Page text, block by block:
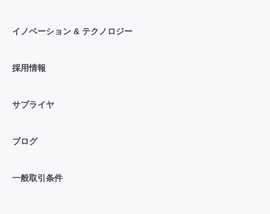
イノベーション & テクノロジー
採用情報
サプライヤ
ブログ
一般取引条件